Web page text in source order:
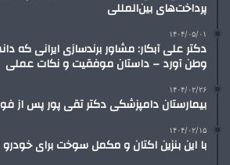
پرداخت‌های بین‌المللی
۱۴۰۴/۰۵/۰۱
دکتر علی آبکار: مشاور برندسازی ایرانی که
وطن آورد – داستان موفقیت و نکات عملی
۱۴۰۴/۰۲/۲۶
بیمارستان دامپزشکی دکتر تقی پور پس از
۱۴۰۴/۰۲/۱۵
با این بنزین اکتان و مکمل سوخت برای